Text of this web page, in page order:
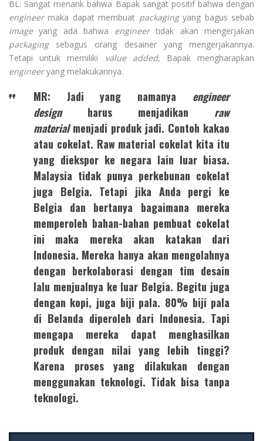
BL: Sangat menarik bahwa Bapak sangat positif bahwa dengan
engineermaka dapat membuat packagingyang bagus sebab
imageyang ada bahwa engineertidak akan mengerjakan
packaging sebagus orang desainer yang mengerjakannya.
Tetapi untuk memiliki
value added, Bapak mengharapkan
engineeryang melakukannya.
MR: Jadi yang namanya engineer
designharus menjadikan raw
materialmenjadi produk jadi. Contoh kakao
atau cokelat. Raw material cokelat kita itu
yang diekspor ke negara lain luar biasa.
Malaysia tidak punya perkebunan cokelat
juga Belgia. Tetapi jika Anda pergi ke
Belgia dan bertanya bagaimana mereka
memperoleh bahan-bahan pembuat cokelat
ini maka mereka akan katakan dari
Indonesia. Mereka hanya akan mengolahnya
dengan berkolaborasi dengan tim desain
lalu menjualnya ke luar Belgia. Begitu juga
dengan kopi, juga biji pala. 80% biji pala
di Belanda diperoleh dari Indonesia. Tapi
mengapa mereka dapat menghasilkan
produk dengan nilai yang lebih tinggi?
Karena proses yang dilakukan dengan
menggunakan teknologi. Tidak bisa tanpa
teknologi.